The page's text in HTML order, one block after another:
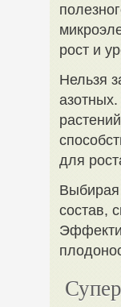
рост и
Нельзя
для
Выбирая
состав,